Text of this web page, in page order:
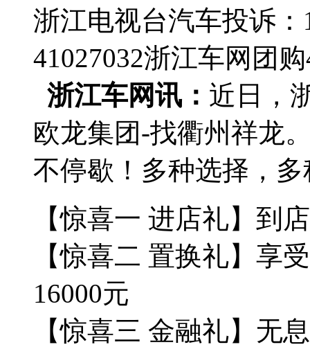
浙江电视台汽车投诉：
41027032浙江车网团
浙江车网讯： 近日，
欧龙集团-找衢州祥龙
不停歇！多种选择，
【惊喜一 进店礼】到
【惊喜二 置换礼】享
16000元
【惊喜三 金融礼】无